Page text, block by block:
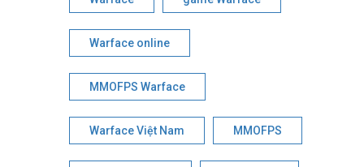
Warface online
MMOFPS Warface
Warface Việt Nam MMOFPS